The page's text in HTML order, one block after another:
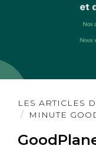
LES ARTICLES
MINUTE
Lire
l'article